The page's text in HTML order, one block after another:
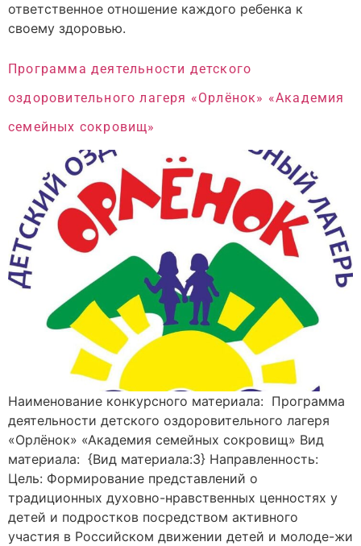
ответственное отношение каждого ребенка к
своему здоровью.
Программа деятельности детского
оздоровительного лагеря «Орлёнок» «Академия
семейных сокровищ»
Наименование конкурсного материала: Программа
деятельности детского оздоровительного лагеря
«Орлёнок» «Академия семейных сокровищ» Вид
материала: {Вид материала:3} Направленность:
Цель: Формирование представлений о
традиционных духовно-нравственных ценностях у
детей и подростков посредством активного
участия в Российском движении детей и молоде-жи